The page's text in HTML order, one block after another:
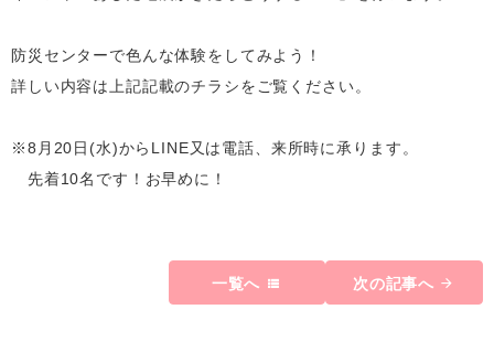
防災センターで色んな体験をしてみよう！
詳しい内容は上記記載のチラシをご覧ください。
※8月20日(水)からLINE又は電話、来所時に承ります。
先着10名です！お早めに！
一覧へ 次の記事へ